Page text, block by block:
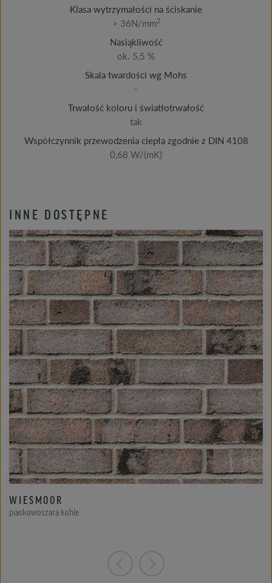
Klasa wytrzymałości na ściskanie
> 36N/mm2
Nasiąkliwość
ok. 5,5 %
Skala twardości wg Mohs
-
Trwałość koloru i światłotrwałość
tak
Współczynnik przewodzenia ciepła zgodnie z DIN 4108
0,68 W/(mK)
INNE DOSTĘPNE
WIESMOOR
piaskowoszara kohle